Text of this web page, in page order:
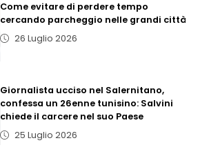
Come evitare di perdere tempo
cercando parcheggio nelle grandi città
26 Luglio 2026
Giornalista ucciso nel Salernitano,
confessa un 26enne tunisino: Salvini
chiede il carcere nel suo Paese
25 Luglio 2026